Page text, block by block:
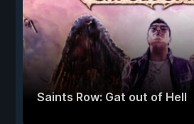
Saints Row: Gat out of Hell